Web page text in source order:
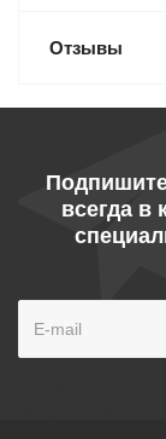
Отзывы
всегда в